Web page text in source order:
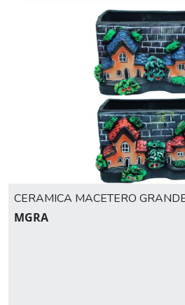
CERAMICA MACETERO
MGRA